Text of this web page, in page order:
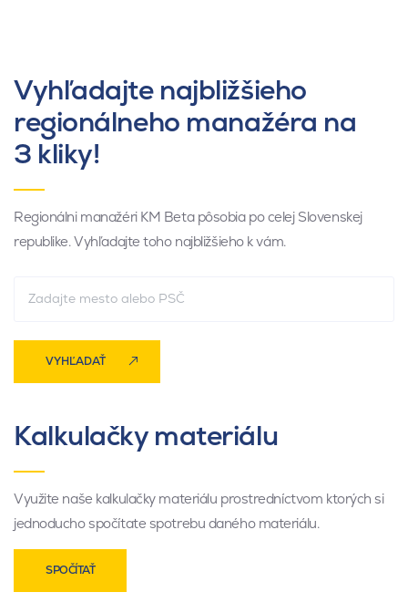
Vyhľadajte najbližšieho
regionálneho manažéra na
3 kliky!
Regionálni manažéri KM Beta pôsobia po celej Slovenskej
republike. Vyhľadajte toho najbližšieho k vám.
VYHĽADAŤ
Kalkulačky materiálu
Využite naše kalkulačky materiálu prostredníctvom ktorých si
jednoducho spočítate spotrebu daného materiálu.
SPOČÍTAŤ